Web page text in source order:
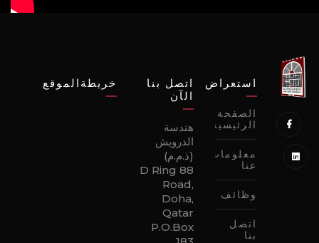
استعراض
الصفحة
الرئيسية
معلومات
عنا
وظائف
اتصل
بنا
اتصل بنا
الآن
هندسة
الدرويش
(ذ.م.م)
88 D Ring
Road,
Doha,
Qatar
P.O.Box
خريطةالموقع